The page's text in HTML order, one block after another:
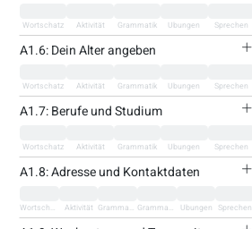
Wortschatz Aktivität Grammatik Übungen Sprechen
A1.6: Dein Alter angeben
Wortschatz Aktivität Grammatik Übungen Sprechen
A1.7: Berufe und Studium
Wortschatz Aktivität Grammatik Übungen Sprechen
A1.8: Adresse und Kontaktdaten
Wortschatz Aktivität Grammatik Grammatik Übungen Sprechen